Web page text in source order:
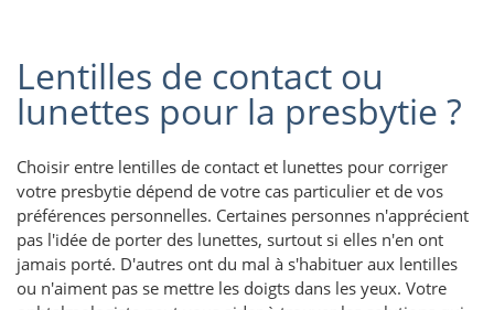
Lentilles de contact ou
lunettes pour la presbytie ?
Choisir entre lentilles de contact et lunettes pour corriger
votre presbytie dépend de votre cas particulier et de vos
préférences personnelles. Certaines personnes n'apprécient
pas l'idée de porter des lunettes, surtout si elles n'en ont
jamais porté. D'autres ont du mal à s'habituer aux lentilles
ou n'aiment pas se mettre les doigts dans les yeux. Votre